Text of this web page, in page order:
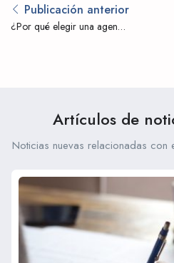
Publicación anterior
¿Por qué elegir una agencia
Artículos de
Noticias nuevas relacionadas